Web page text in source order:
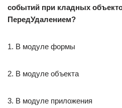
событий при кладных
ПередУдалением?
1. В модуле формы
2. В модуле объекта
3. В модуле приложения